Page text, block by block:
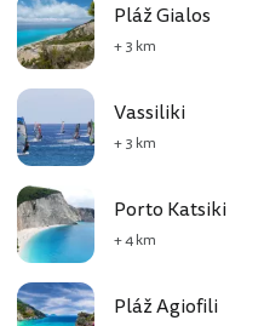
Pláž Gialos
+ 3 km
Vassiliki
+ 3 km
Porto Katsiki
+ 4 km
Pláž Agiofili